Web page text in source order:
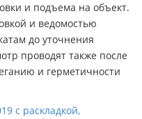
и подъема на объект.
и ведомостью
до уточнения
проводят также после
и герметичности
с раскладкой,